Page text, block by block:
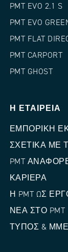
PMT EVO 2.1 S
PMT EVO
PMT FLAT
PMT CARPORT
PMT GHOST
Η ΕΤΑΙΡΕΊΑ
ΕΜΠΟΡΙΚΉ
ΣΧΕΤΙΚΆ ΜΕ
PMT
ΚΑΡΙΈΡΑ
Η PMT ΩΣ
ΝΈΑ ΣΤΟ PMT
ΤΎΠΟΣ & ΜΜΕ